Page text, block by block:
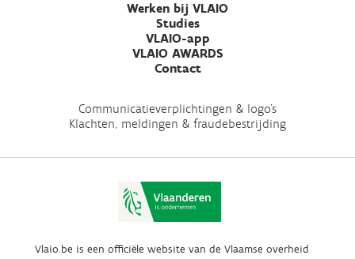
Werken bij VLAIO
Studies
VLAIO-app
VLAIO AWARDS
Contact
Communicatieverplichtingen & logo's
Klachten, meldingen & fraudebestrijding
Vlaio.be is een officiële website van de Vlaamse overheid